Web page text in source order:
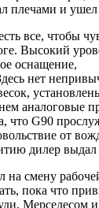
плечами и
все, чтобы
Высокий
оснащение,
нет
аналоговые
что G90
от
дилер
на смену
пока что
Мерседесом